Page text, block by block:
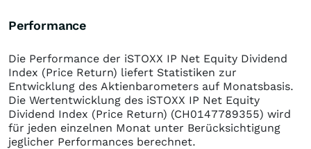
Performance
Die Performance der iSTOXX IP Net Equity Dividend
Index (Price Return) liefert Statistiken zur
Entwicklung des Aktienbarometers auf Monatsbasis.
Die Wertentwicklung des iSTOXX IP Net Equity
Dividend Index (Price Return) (CH0147789355) wird
für jeden einzelnen Monat unter Berücksichtigung
jeglicher Performances berechnet.